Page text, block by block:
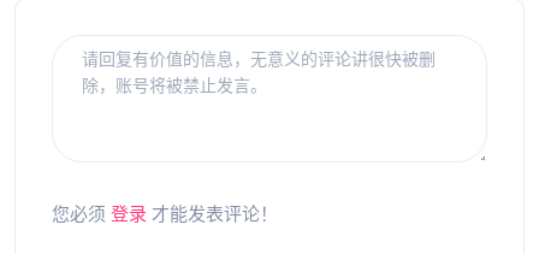
您必须 登录 才能发表评论！